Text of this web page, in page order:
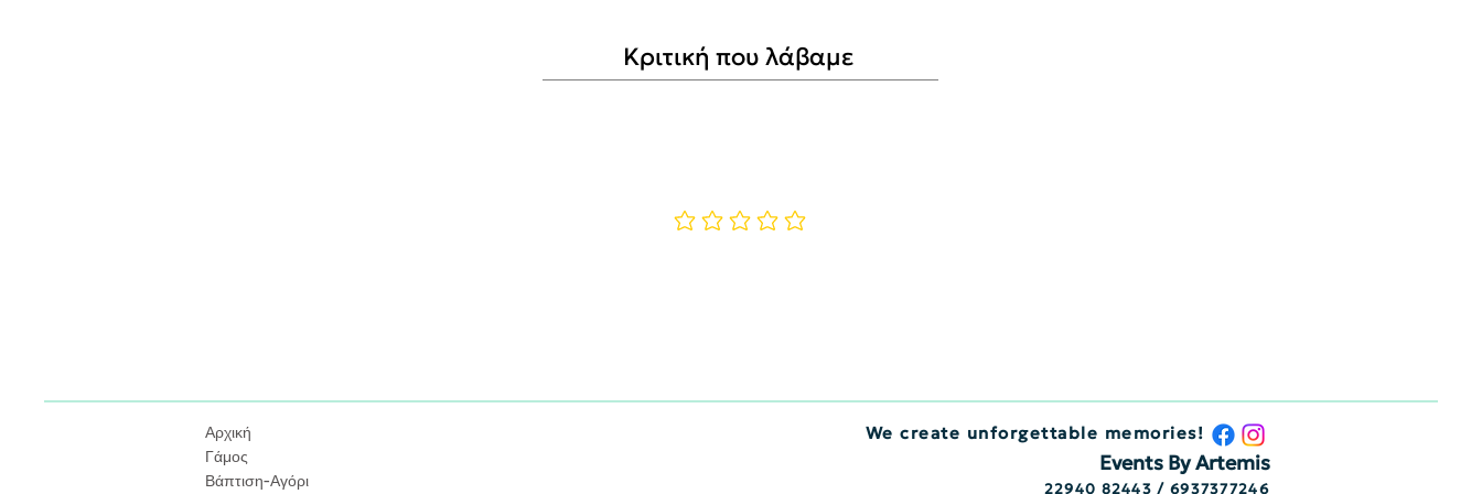
Κριτική που λάβαμε
Δεν υπάρχουν ακόμη βαθμολογίες
Αρχική
Γάμος
Βάπτιση-Αγόρι
We create unforgettable memories!
Events By Artemis
22940 82443 / 6937377246